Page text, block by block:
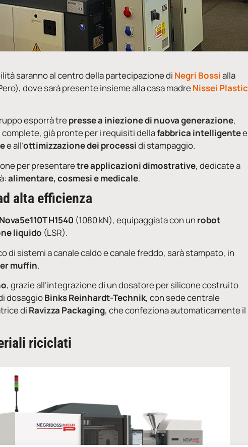
saranno al centro della partecipazione di Negri Bossialla
dove sarà presente insieme alla casa madreNissei Plastic
esporrà trepresse a iniezione di nuova generazione,
già pronte per i requisiti dellafabbrica intelligentee
e all’ottimizzazione dei processidi stampaggio.
per presentaretre applicazioni dimostrative, dedicate a
alimentare, cosmesi e medicale.
alta efficienza
Nova5e110T H1540 (1080 kN), equipaggiata con un robot
liquido (LSR).
di sistemi a canale caldo e canale freddo, sarà stampato, in
muffin.
, grazie all’integrazione di un dosatore per silicone costruito
dosaggioBinks Reinhardt-Technik, con sede centrale
di Ravizza Packaging, che confeziona automaticamente il
riciclati